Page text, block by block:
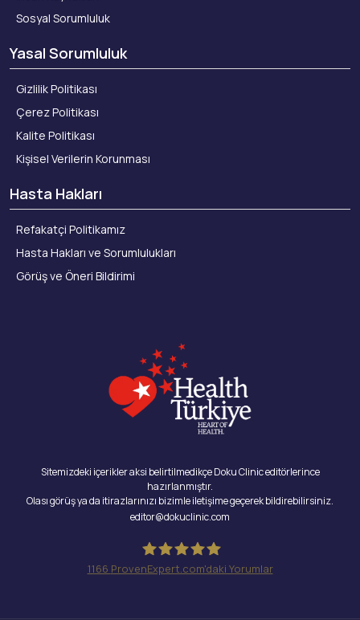
Sosyal Sorumluluk
Yasal Sorumluluk
Gizlilik Politikası
Çerez Politikası
Kalite Politikası
Kişisel Verilerin Korunması
Hasta Hakları
Refakatçi Politikamız
Hasta Hakları ve Sorumlulukları
Görüş ve Öneri Bildirimi
Sitemizdeki içerikler aksi belirtilmedikçe Doku Clinic editörlerince
hazırlanmıştır.
Olası görüş ya da itirazlarınızı bizimle iletişime geçerek bildirebilirsiniz.
editor@dokuclinic.com
1166 ProvenExpert.com'daki Yorumlar